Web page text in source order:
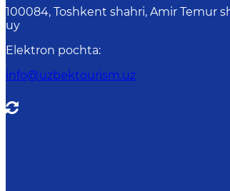
100084, Toshkent shahri, Amir Temur
uy
Elektron pochta:
info@uzbektourism.uz